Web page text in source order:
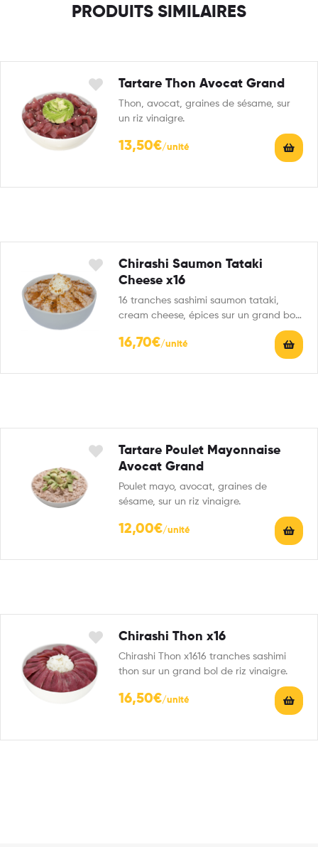
PRODUITS SIMILAIRES
Tartare Thon Avocat Grand
Thon, avocat, graines de sésame, sur
un riz vinaigre.
13,50€
Chirashi Saumon Tataki
Cheese x16
16 tranches sashimi saumon tataki,
cream cheese, épices sur un grand bol
16,70€
Tartare Poulet Mayonnaise
Avocat Grand
Poulet mayo, avocat, graines de
sésame, sur un riz vinaigre.
12,00€
Chirashi Thon x16
Chirashi Thon x1616 tranches sashimi
thon sur un grand bol de riz vinaigre.
16,50€